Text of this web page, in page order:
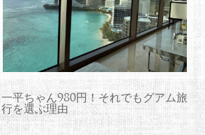
一平ちゃん980円！それでもグアム旅
行を選ぶ理由